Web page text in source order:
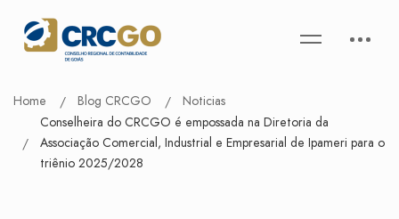
Home Blog CRCGO
Noticias
Conselheira do CRCGO é empossada na Diretoria da
Associação Comercial, Industrial e Empresarial de Ipameri para o
triênio 2025/2028